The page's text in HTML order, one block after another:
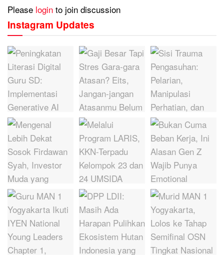
Please login to join discussion
Instagram Updates